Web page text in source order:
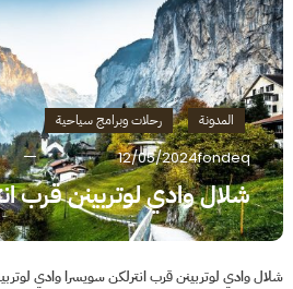
المدونة رحلات وبرامج سياحية
12/05/2024fondeq
شلال وادي لوتربينن قرب